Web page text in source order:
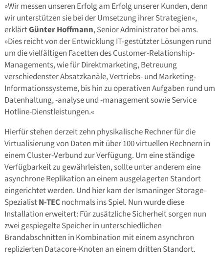
»Wir messen unseren Erfolg am Erfolg unserer Kunden, denn
wir unterstützen sie bei der Umsetzung ihrer Strategien«,
erklärtGünter Hoffmann, Senior Administrator bei ams.
»Dies reicht von der Entwicklung IT-gestützter Lösungen rund
um die vielfältigen Facetten des Customer-Relationship-
Managements, wie für Direktmarketing, Betreuung
verschiedenster Absatzkanäle, Vertriebs- und Marketing-
Informationssysteme, bis hin zu operativen Aufgaben rund um
Datenhaltung, -analyse und -management sowie Service
Hotline-Dienstleistungen.«
Hierfür stehen derzeit zehn physikalische Rechner für die
Virtualisierung von Daten mit über 100 virtuellen Rechnern in
einem Cluster-Verbund zur Verfügung. Um eine ständige
Verfügbarkeit zu gewährleisten, sollte unter anderem eine
asynchrone Replikation an einem ausgelagerten Standort
eingerichtet werden. Und hier kam der Ismaninger Storage-
SpezialistN-TECnochmals ins Spiel. Nun wurde diese
Installation erweitert: Für zusätzliche Sicherheit sorgen nun
zwei gespiegelte Speicher in unterschiedlichen
Brandabschnitten in Kombination mit einem asynchron
replizierten Datacore-Knoten an einem dritten Standort.